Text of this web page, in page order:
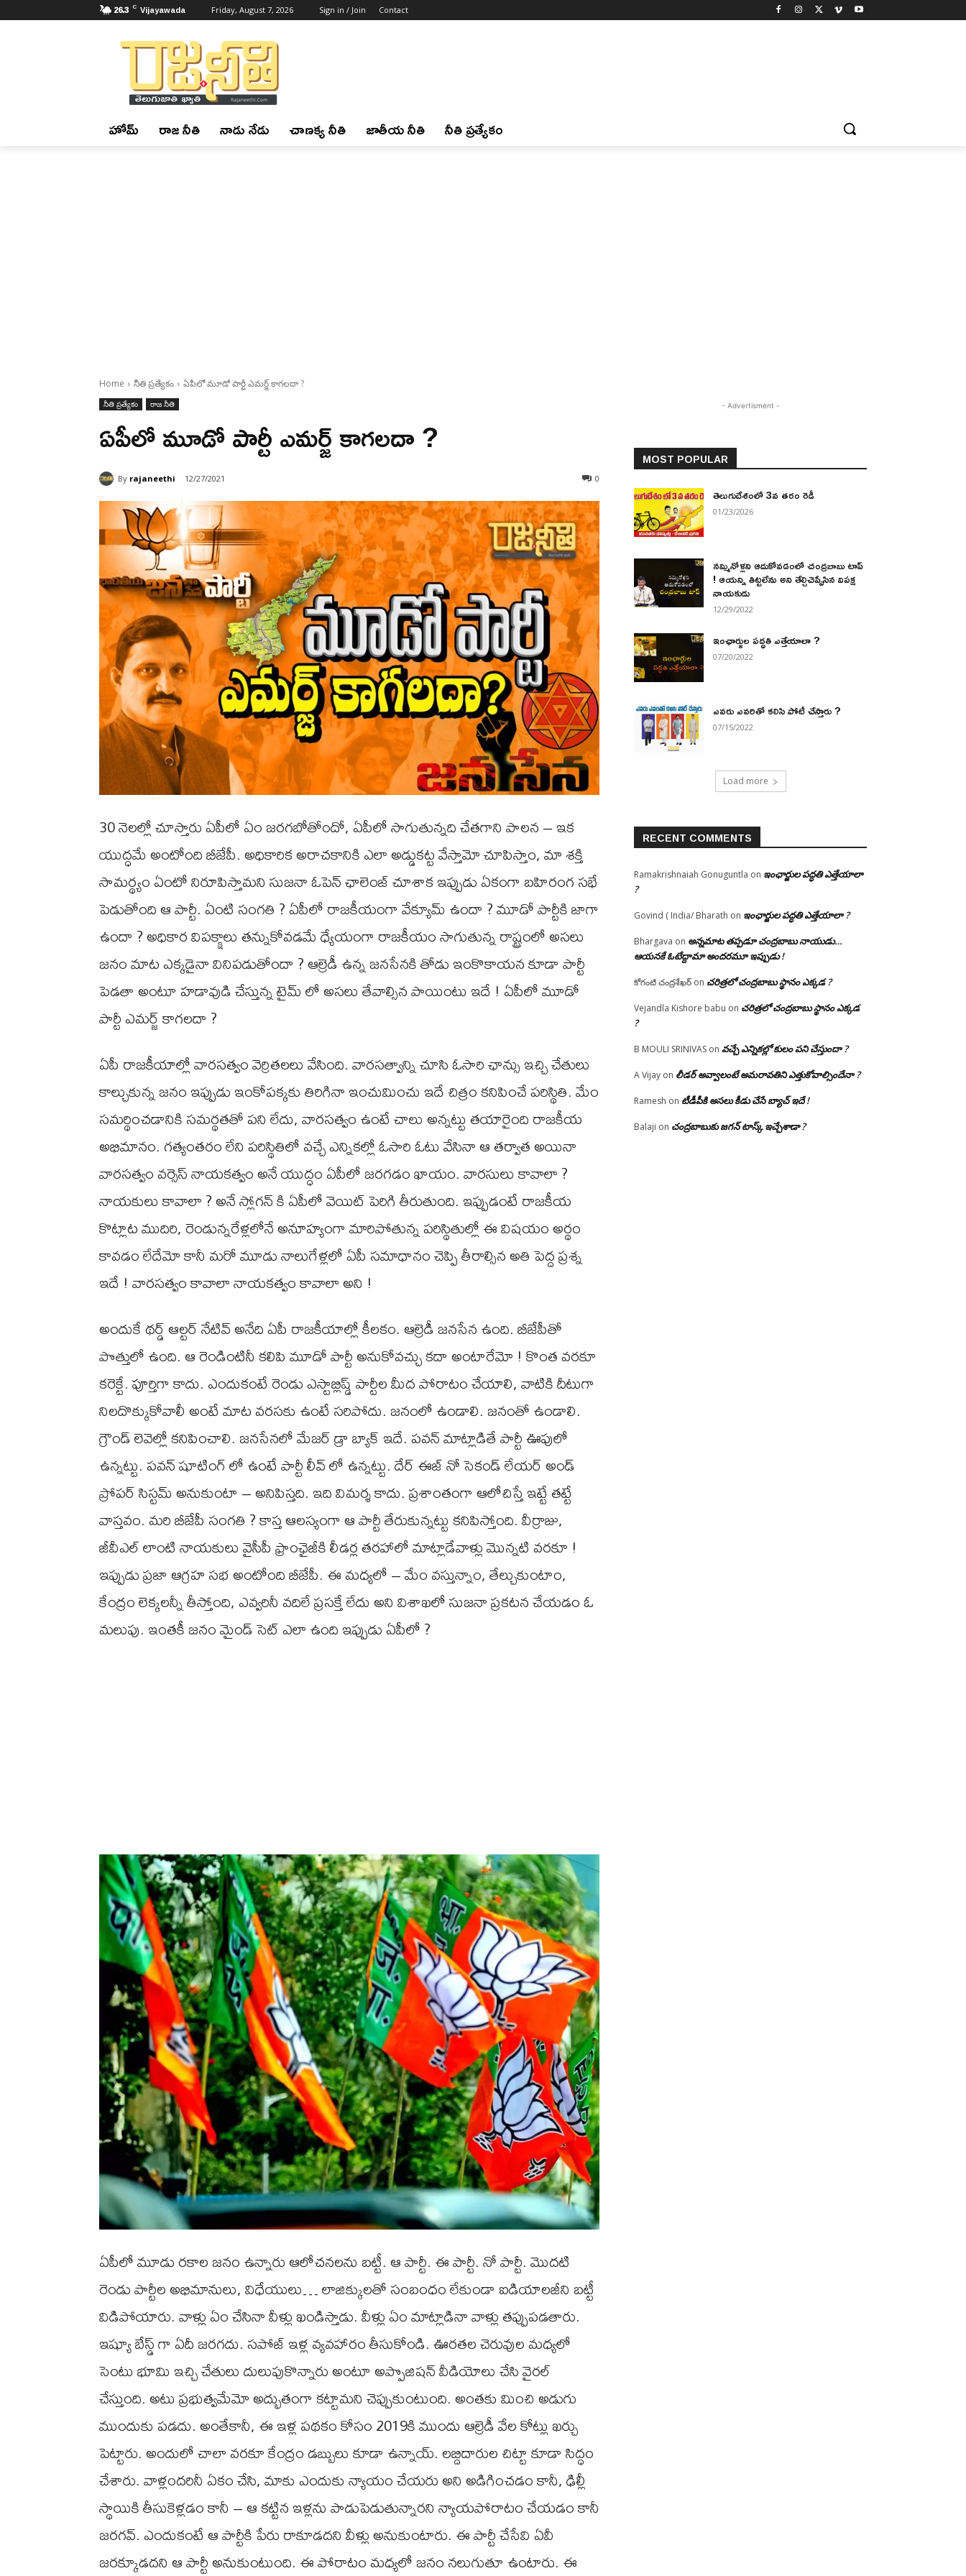
26.3 C Vijayawada Friday, August 7, 2026 Sign in / Join Contact
హోమ్ రాజ నీతి నాడు నేడు చాణక్య నీతి జాతీయ నీతి నీతి ప్రత్యేకం
Home నీతి ప్రత్యేకం ఏపీలో మూడో పార్టీ ఎమర్జ్ కాగలదా ?
నీతి ప్రత్యేకం రాజ నీతి
ఏపీలో మూడో పార్టీ ఎమర్జ్ కాగలదా ?
By rajaneethi 12/27/2021 0
30 నెలల్లో చూస్తారు ఏపీలో ఏం జరగబోతోందో, ఏపీలో సాగుతున్నది చేతగాని పాలన – ఇక
యుద్ధమే అంటోంది బీజేపీ. అధికారిక అరాచకానికి ఎలా అడ్డుకట్ట వేస్తామో చూపిస్తాం, మా శక్తి
సామర్థ్యం ఏంటో నిరూపిస్తామని సుజనా ఓపెన్ ఛాలెంజ్ చూశాక ఇప్పుడు ఏకంగా బహిరంగ సభే
పెడుతోంది ఆ పార్టీ. ఏంటి సంగతి ? ఏపీలో రాజకీయంగా వేక్యూమ్ ఉందా ? మూడో పార్టీకి జాగా
ఉందా ? అధికార విపక్క్షాలు తన్నుకోవడమే ధ్యేయంగా రాజకీయం సాగుతున్న రాష్ట్రంలో అసలు
జనం మాట ఎక్కడైనా వినిపడుతోందా ? ఆల్రెడీ ఉన్న జనసేనకి తోడు ఇంకొకాయన కూడా పార్టీ
పెడతా అంటూ హడావుడి చేస్తున్న టైమ్ లో అసలు తేవాల్సిన పాయింటు ఇదే ! ఏపీలో మూడో
పార్టీ ఎమర్జ్ కాగలదా ?
ఏపీ రాజకీయాల్లో వారసత్వం వెర్రితలలు వేసింది. వారసత్వాన్ని చూసి ఓసారి ఛాన్సు ఇచ్చి చేతులు
కాల్చుకున్న జనం ఇప్పుడు ఇంకోపక్కకు తిరిగినా ఇంచుమించు ఇదే చిత్రం కనిపించే పరిస్థితి. మేం
సమర్థించడానికి సమర్థతతో పని లేదు, వారసత్వం ఉంటే చాలు అన్నట్టు తయారైంది రాజకీయ
అభిమానం. గత్యంతరం లేని పరిస్థితిలో వచ్చే ఎన్నికల్లో ఓసారి ఓటు వేసినా ఆ తర్వాత అయినా
వారసత్వం వర్సెస్ నాయకత్వం అనే యుద్ధం ఏపీలో జరగడం ఖాయం. వారసులు కావాలా ?
నాయకులు కావాలా ? అనే స్లోగన్ కి ఏపీలో వెయిట్ పెరిగి తీరుతుంది. ఇప్పుడంటే రాజకీయ
కొట్లాట ముదిరి, రెండున్నరేళ్లలోనే అనూహ్యంగా మారిపోతున్న పరిస్థితుల్లో ఈ విషయం అర్థం
కావడం లేదేమో కానీ మరో మూడు నాలుగేళ్లలో ఏపీ సమాధానం చెప్పి తీరాల్సిన అతి పెద్ద ప్రశ్న
ఇదే ! వారసత్వం కావాలా నాయకత్వం కావాలా అని !
అందుకే థర్డ్ ఆల్టర్ నేటివ్ అనేది ఏపీ రాజకీయాల్లో కీలకం. ఆల్రెడీ జనసేన ఉంది. బీజేపీతో
పొత్తులో ఉంది. ఆ రెండింటినీ కలిపి మూడో పార్టీ అనుకోవచ్చు కదా అంటారేమో ! కొంత వరకూ
కరెక్టే. పూర్తిగా కాదు. ఎందుకంటే రెండు ఎస్టాబ్లిష్డ్ పార్టీల మీద పోరాటం చేయాలి, వాటికి దీటుగా
నిలదొక్కుకోవాలీ అంటే మాట వరసకు ఉంటే సరిపోదు. జనంలో ఉండాలి. జనంతో ఉండాలి.
గ్రౌండ్ లెవెల్లో కనిపించాలి. జనసేనలో మేజర్ డ్రా బ్యాక్ ఇదే. పవన్ మాట్లాడితే పార్టీ ఊపులో
ఉన్నట్టు. పవన్ షూటింగ్ లో ఉంటే పార్టీ లీవ్ లో ఉన్నట్టు. దేర్ ఈజ్ నో సెకండ్ లేయర్ అండ్
ప్రోపర్ సిస్టమ్ అనుకుంటా – అనిపిస్తది. ఇది విమర్శ కాదు. ప్రశాంతంగా ఆలోచిస్తే ఇట్టే తట్టే
వాస్తవం. మరి బీజేపీ సంగతి ? కాస్త ఆలస్యంగా ఆ పార్టీ తేరుకున్నట్టు కనిపిస్తోంది. వీర్రాజు,
జీవీఎల్ లాంటి నాయకులు వైసీపీ ఫ్రాంఛైజీకి లీడర్ల తరహాలో మాట్లాడేవాళ్లు మొన్నటి వరకూ !
ఇప్పుడు ప్రజా ఆగ్రహ సభ అంటోంది బీజేపీ. ఈ మధ్యలో – మేం వస్తున్నాం, తేల్చుకుంటాం,
కేంద్రం లెక్కలన్నీ తీస్తోంది, ఎవ్వరినీ వదిలే ప్రసక్తే లేదు అని విశాఖలో సుజనా ప్రకటన చేయడం ఓ
మలుపు. ఇంతకీ జనం మైండ్ సెట్ ఎలా ఉంది ఇప్పుడు ఏపీలో ?
ఏపీలో మూడు రకాల జనం ఉన్నారు ఆలోచనలను బట్టీ. ఆ పార్టీ. ఈ పార్టీ. నో పార్టీ. మొదటి
రెండు పార్టీల అభిమానులు, విధేయులు… లాజిక్కులతో సంబంధం లేకుండా ఐడియాలజీని బట్టీ
విడిపోయారు. వాళ్లు ఏం చేసినా వీళ్లు ఖండిస్తాడు. వీళ్లు ఏం మాట్లాడినా వాళ్లు తప్పుపడతారు.
ఇష్యూ బేస్డ్ గా ఏదీ జరగదు. సపోజ్ ఇళ్ల వ్యవహారం తీసుకోండి. ఊరతల చెరువుల మధ్యలో
సెంటు భూమి ఇచ్చి చేతులు దులుపుకొన్నారు అంటూ అప్పొజిషన్ వీడియోలు చేసి వైరల్
చేస్తుంది. అటు ప్రభుత్వమేమో అద్భుతంగా కట్టామని చెప్పుకుంటుంది. అంతకు మించి అడుగు
ముందుకు పడదు. అంతేకానీ, ఈ ఇళ్ల పథకం కోసం 2019కి ముందు ఆల్రెడీ వేల కోట్లు ఖర్చు
పెట్టారు. అందులో చాలా వరకూ కేంద్రం డబ్బులు కూడా ఉన్నాయ్. లబ్దిదారుల చిట్టా కూడా సిద్ధం
చేశారు. వాళ్లందరినీ ఏకం చేసి, మాకు ఎందుకు న్యాయం చేయరు అని అడిగించడం కానీ, ఢిల్లీ
స్థాయికి తీసుకెళ్లడం కానీ – ఆ కట్టిన ఇళ్లను పాడుపెడుతున్నారని న్యాయపోరాటం చేయడం కానీ
జరగవ్. ఎందుకంటే ఆ పార్టీకి పేరు రాకూడదని వీళ్లు అనుకుంటారు. ఈ పార్టీ చేసేవి ఏవీ
జరక్కూడదని ఆ పార్టీ అనుకుంటుంది. ఈ పోరాటం మధ్యలో జనం నలుగుతూ ఉంటారు. ఈ
- Advertisment -
MOST POPULAR
తెలుగుదేశంలో 3వ తరం రెడీ
01/23/2026
నమ్మినోళ్లని ఆదుకోవడంలో చంద్రబాబు టాప్
! ఆయన్ని తిట్టలేను అని తేల్చిచెప్పేసిన విపక్ష
నాయకుడు
12/29/2022
ఇంఛార్జుల పద్ధతి ఎత్తేయాలా ?
07/20/2022
ఎవరు ఎవరితో కలిసి పోటీ చేస్తారు ?
07/15/2022
Load more
RECENT COMMENTS
Ramakrishnaiah Gonuguntla on ఇంఛార్జుల పద్ధతి ఎత్తేయాలా
?
Govind ( India/ Bharath on ఇంఛార్జుల పద్ధతి ఎత్తేయాలా ?
Bhargava on అన్నమాట తప్పడూ చంద్రబాబు నాయుడు…
ఆయనకే ఓటేద్దామా అందరమూ ఇప్పుడు !
కోగంటి చంద్రశేఖర్ on చరిత్రలో చంద్రబాబు స్థానం ఎక్కడ ?
Vejandla Kishore babu on చరిత్రలో చంద్రబాబు స్థానం ఎక్కడ
?
B MOULI SRINIVAS on వచ్చే ఎన్నికల్లో కులం పని చేస్తుందా ?
A Vijay on లీడర్ అవ్వాలంటే అమరావతిని ఎత్తుకోవాల్సిందేనా ?
Ramesh on టీడీపీకి అసలు కీడు చేసే బ్యాచ్ ఇదే !
Balaji on చంద్రబాబుకు జగన్ టాస్క్ ఇచ్చేశాడా ?